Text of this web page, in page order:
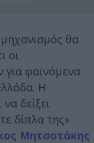
θα
οι
για φαινόμενα
Η
δείξει
δίπλα της»
Μητσοτάκης